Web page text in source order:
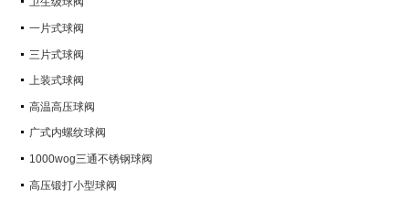
一片式球阀
三片式球阀
上装式球阀
高温高压球阀
广式内螺纹球阀
1000wog三通不锈钢球阀
高压锻打小型球阀